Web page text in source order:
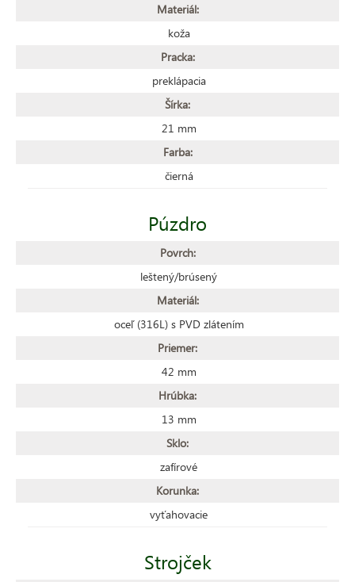
Materiál:
koža
Pracka:
preklápacia
Šírka:
21 mm
Farba:
čierná
Púzdro
Povrch:
leštený/brúsený
Materiál:
oceľ (316L) s PVD zlátením
Priemer:
42 mm
Hrúbka:
13 mm
Sklo:
zafírové
Korunka:
vyťahovacie
Strojček